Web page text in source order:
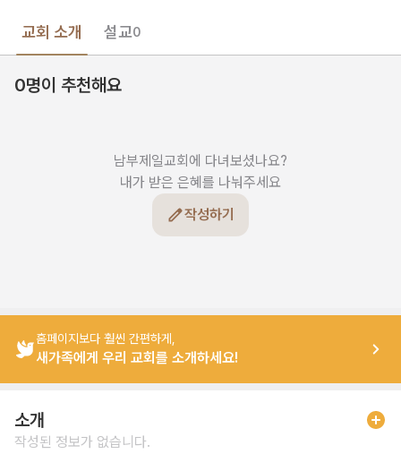
교회 소개 설교0
0명이 추천해요
남부제일교회에 다녀보셨나요?
내가 받은 은혜를 나눠주세요
작성하기
홈페이지보다 훨씬 간편하게,
새가족에게 우리 교회를 소개하세요!
소개
작성된 정보가 없습니다.